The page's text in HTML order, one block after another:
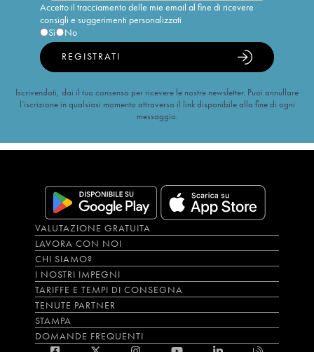
Accetto il tracciamento delle mie email al fine di ricevere
consigli e suggerimenti personalizzati
Sì
No
REGISTRATI
Iscrivendoti, dai il tuo consenso per ricevere le nostre newsletter. Puoi annullare
l’iscrizione in qualsiasi momento attraverso il link disponibile alla fine di ogni
messaggio.
VALUTAZIONE GRATUITA
LAVORA CON NOI
CHI SIAMO?
I NOSTRI IMPEGNI
TARIFFE E TEMPI DI CONSEGNA
TENUTE PARTNER
STAMPA
DOMANDE FREQUENTI